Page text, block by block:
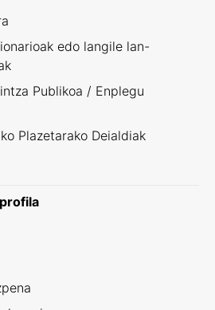
edo langile lan-
Publikoa / Enplegu
Plazetarako Deialdiak